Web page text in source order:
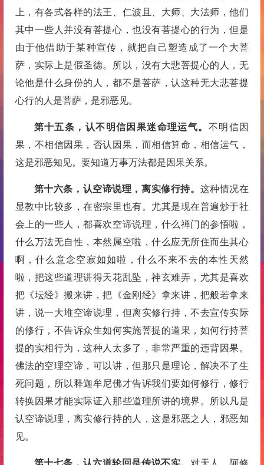
上，有各式各样的法王、仁波且、大师、大法师，他们
其中一些人并没有菩提心，也没有菩提心的行为，但是
由于他借助于某种宣传，就把自己塑造成了一个大菩
萨，实际上是假圣德。所以，没有大悲菩提心的人，无
论他是什么身份的人，都不是菩萨，认这种无大悲菩提
心行的人是菩萨，是邪恶见。
第十五条，认不明信因果迷命理运气。 不明信因
果，不相信因果，否认因果，而相信算命，相信运气，
这是邪恶知见。要知道万事万法都是因果关系。
第十六条，认空谛说理，离实修行持。 这种情况在
显教中比较多，在密宗里也有。尤其是现在普遍炒于社
会上的一些人，都喜欢空谛说理，什么禅门的参悟啦，
什么万法无自性，本然属空啦，什么应无所住而生其心
啊，什么意念空寂如如啦，什么不来不去的本性天然
啦，把这些道理讲得天花乱坠，神玄难弄，尤其是喜欢
把《坛经》搬来讲，把《金刚经》拿来讲，把般若拿来
讲，说一大堆空谛说理，但离实修行持，不去宣传实际
的修行，不告诉众生如何实施菩提的道果，如何行持菩
提的实相行为，这种人太多了，非常严重的违背因果。
佛法的空理空谛，可以讲，但那只是理论，解决不了生
死问题，所以释迦牟尼佛才告诉我们要如何修行，修行
转换因果才能实际证入那些道理所讲的境界。所以凡是
认空谛说理，离实修行持的人，这是邪恶之人，邪恶知
见。
第十七条，认六道轮回是传说不实。 对天人、阿修